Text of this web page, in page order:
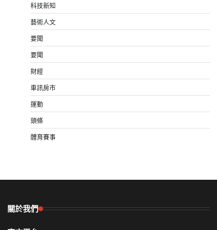
科技新知
藝術人文
要聞
要聞
財經
車訊房市
運動
頭條
體育賽事
關於我們